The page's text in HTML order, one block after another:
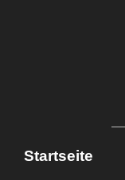
Startseite